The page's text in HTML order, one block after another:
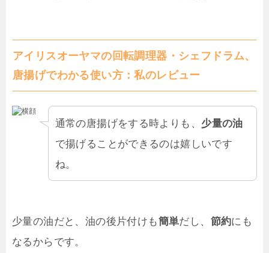
アイリスオーヤマの回転調理器・シェフドラム、
唐揚げでわかる使い方：私のレビュー
通常の唐揚げをする時よりも、 少量の油
で揚げることができるのは嬉しいです
ね。
少量の油だと、油の後片付けも簡単だし、 節約にも
なるからです。